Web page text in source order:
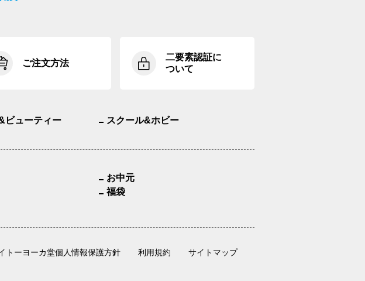
ご注文方法
二要素認証に
ついて
ビューティー スクール&ホビー
お中元
福袋
トーヨーカ堂個人情報保護方針 利用規約 サイトマップ